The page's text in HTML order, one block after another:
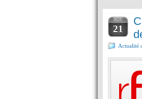
NOV
21
Actualité